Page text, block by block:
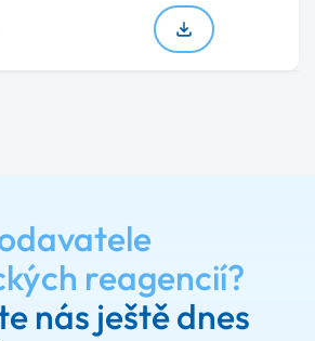
reagencií?
nás ještě dnes